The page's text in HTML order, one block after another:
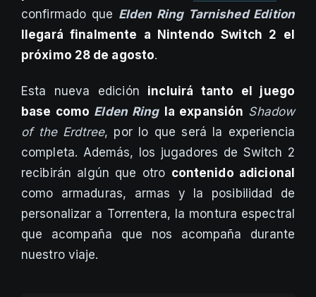
confirmado que Elden Ring Tarnished Edition
llegará finalmente a Nintendo Switch 2 el
próximo 28 de agosto.
Esta nueva edición incluirá tanto el juego
base como Elden Ring la expansión Shadow
of the Erdtree, por lo que será la experiencia
completa. Además, los jugadores de Switch 2
recibirán algún que otro contenido adicional
como armaduras, armas y la posibilidad de
personalizar a Torrentera, la montura espectral
que acompaña que nos acompaña durante
nuestro viaje.